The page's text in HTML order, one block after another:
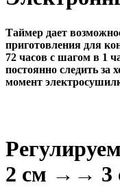
Таймер дает
приготовления для
72 часов с шагом в 1
постоянно следить
момент
2 см →→ 3